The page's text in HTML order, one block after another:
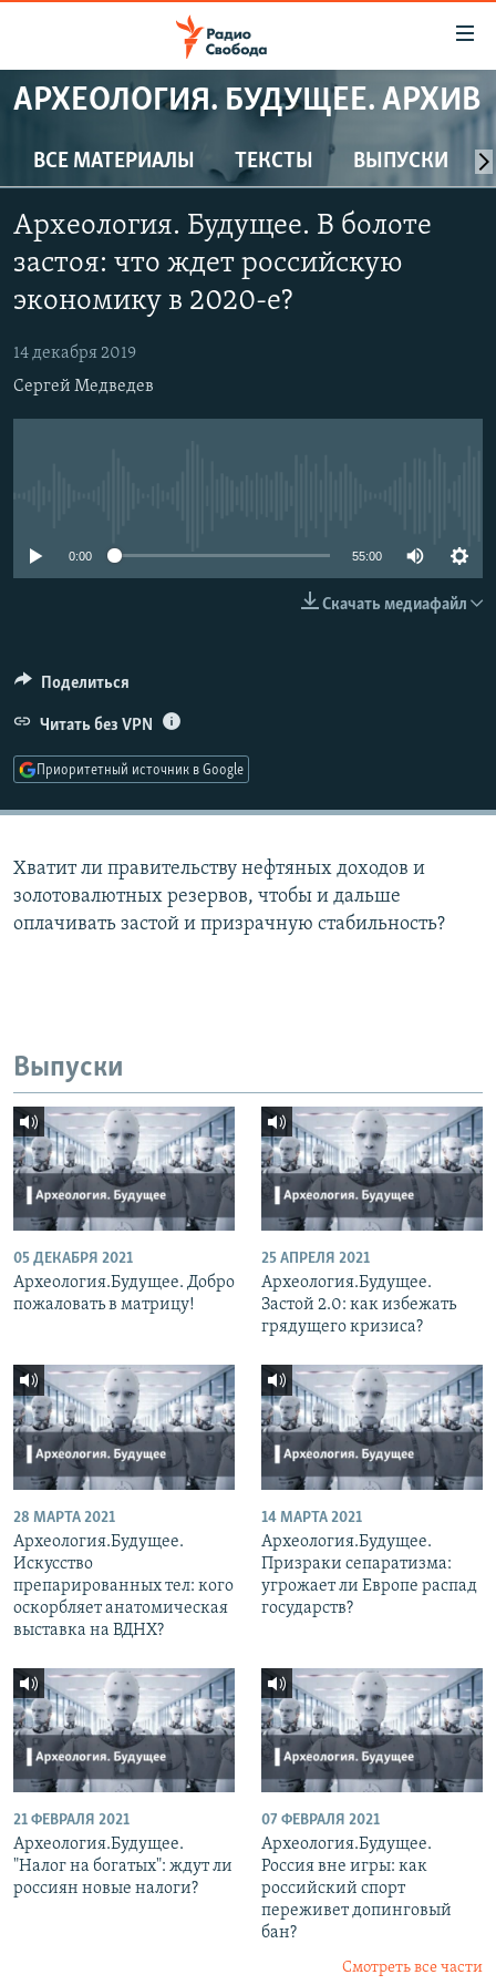
упрощенного
Вернуться
к
основному
содержанию
Вернутся
навигации
Вернутся
ПОДКАСТЫ
ЦИТАТЫ СВОБОДЫ
МНЕНИЯ
IDEL.РЕАЛИИ
КАВКАЗ.РЕАЛИИ
ПОДПИШИТЕСЬ НА РАССЫЛКУ
Все сайты РСЕ/РС
АРХЕОЛОГИЯ. БУДУЩЕЕ. АРХИВ
ВСЕ МАТЕРИАЛЫ ТЕКСТЫ ВЫПУСКИ
Археология. Будущее. В болоте
застоя: что ждет российскую
экономику в 2020-е?
14 декабря 2019
Сергей Медведев
0:00 55:00
Скачать медиафайл
Поделиться
Читать без VPN
Приоритетный источник в Google
Хватит ли правительству нефтяных доходов и
золотовалютных резервов, чтобы и дальше
оплачивать застой и призрачную стабильность?
Выпуски
05 ДЕКАБРЯ 2021
Археология.Будущее. Добро
пожаловать в матрицу!
25 АПРЕЛЯ 2021
Археология.Будущее.
Застой 2.0: как избежать
грядущего кризиса?
28 МАРТА 2021
Археология.Будущее.
Искусство
препарированных тел: кого
оскорбляет анатомическая
выставка на ВДНХ?
14 МАРТА 2021
Археология.Будущее.
Призраки сепаратизма:
угрожает ли Европе распад
государств?
21 ФЕВРАЛЯ 2021
Археология.Будущее.
"Налог на богатых": ждут ли
россиян новые налоги?
07 ФЕВРАЛЯ 2021
Археология.Будущее.
Россия вне игры: как
российский спорт
переживет допинговый
бан?
Смотреть все части